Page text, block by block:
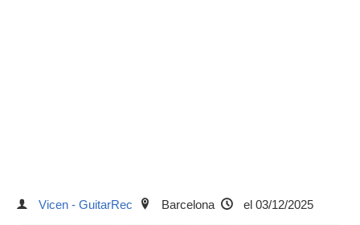
Vicen - GuitarRec Barcelona el 03/12/2025